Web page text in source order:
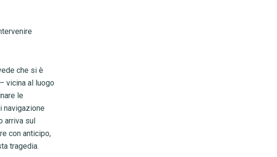
che si è
vicina al luogo
le
navigazione
arriva sul
con anticipo,
tragedia.